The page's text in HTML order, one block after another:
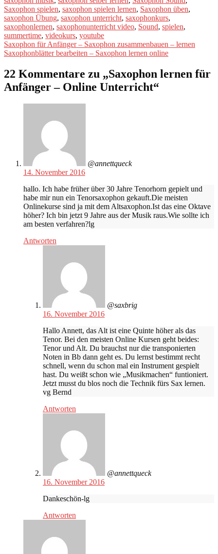
Saxophon spielen, saxophon spielen lernen, Saxophon üben,
saxophon Übung, saxophon unterricht, saxophonkurs,
saxophonlernen, saxophonunterricht video, Sound, spielen,
summertime, videokurs, youtube
Beitragsnavigation
Vorheriger
Beitrag:
Saxophon für Anfänger – Saxophon zusammenbauen – lernen
Nächster
Saxophonblätter bearbeiten – Saxophon lernen online
22 Kommentare zu „Saxophon lernen für
Anfänger – Online Unterricht“
@annettqueck
14. November 2016
hallo. Ich habe früher über 30 Jahre Tenorhorn gepielt und
habe mir nun ein Tenorsaxophon gekauft.Die meisten
Onlinekurse sind ja mit dem Altsaxophon.Ist das eine Oktave
höher? Ich bin jetzt 9 Jahre aus der Musik raus.Wie sollte ich
am besten verfahren?lg
Antworten
@saxbrig
16. November 2016
Hallo Annett, das Alt ist eine Quinte höher als das
Tenor. Bei den meisten Online Kursen geht beides:
Tenor und Alt. Du brauchst nur die transponierten
Noten in Bb dann geht es. Du lernst bestimmt recht
schnell, wenn du schon mal ein Instrument gespielt
hast. Du weißt schon wie „Musikmachen“ funtioniert.
Jetzt musst du blos noch die Technik fürs Sax lernen.
vg Bernd
Antworten
@annettqueck
16. November 2016
Dankeschön-lg
Antworten